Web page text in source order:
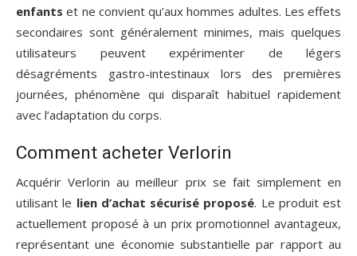
enfants et ne convient qu’aux hommes adultes. Les effets
secondaires sont généralement minimes, mais quelques
utilisateurs peuvent expérimenter de légers
désagréments gastro-intestinaux lors des premières
journées, phénomène qui disparaît habituel rapidement
avec l’adaptation du corps.
Comment acheter Verlorin
Acquérir Verlorin au meilleur prix se fait simplement en
utilisant le lien d’achat sécurisé proposé. Le produit est
actuellement proposé à un prix promotionnel avantageux,
représentant une économie substantielle par rapport au